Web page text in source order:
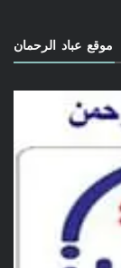
موقع عباد الرحمان